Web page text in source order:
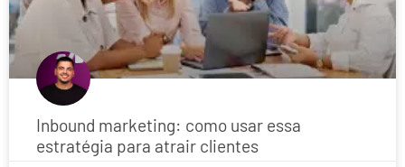
Inbound marketing: como usar essa
estratégia para atrair clientes